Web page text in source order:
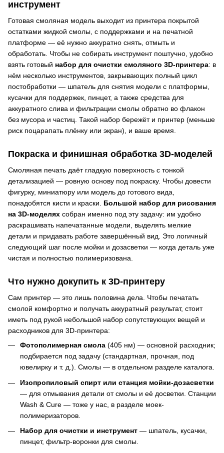
инструмент
Готовая смоляная модель выходит из принтера покрытой
остатками жидкой смолы, с поддержками и на печатной
платформе — её нужно аккуратно снять, отмыть и
обработать. Чтобы не собирать инструмент поштучно, удобно
взять готовый набор для очистки смоляного 3D-принтера: в
нём несколько инструментов, закрывающих полный цикл
постобработки — шпатель для снятия модели с платформы,
кусачки для поддержек, пинцет, а также средства для
аккуратного слива и фильтрации смолы обратно во флакон
без мусора и частиц. Такой набор бережёт и принтер (меньше
риск поцарапать плёнку или экран), и ваше время.
Покраска и финишная обработка 3D-моделей
Смоляная печать даёт гладкую поверхность с тонкой
детализацией — ровную основу под покраску. Чтобы довести
фигурку, миниатюру или модель до готового вида,
понадобятся кисти и краски. Большой набор для рисования
на 3D-моделях собран именно под эту задачу: им удобно
раскрашивать напечатанные модели, выделять мелкие
детали и придавать работе завершённый вид. Это логичный
следующий шаг после мойки и дозасветки — когда деталь уже
чистая и полностью полимеризована.
Что нужно докупить к 3D-принтеру
Сам принтер — это лишь половина дела. Чтобы печатать
смолой комфортно и получать аккуратный результат, стоит
иметь под рукой небольшой набор сопутствующих вещей и
расходников для 3D-принтера:
Фотополимерная смола (405 нм) — основной расходник;
подбирается под задачу (стандартная, прочная, под
ювелирку и т. д.). Смолы — в отдельном разделе каталога.
Изопропиловый спирт или станция мойки-дозасветки
— для отмывания детали от смолы и её досветки. Станции
Wash & Cure — тоже у нас, в разделе моек-
полимеризаторов.
Набор для очистки и инструмент — шпатель, кусачки,
пинцет, фильтр-воронки для смолы.